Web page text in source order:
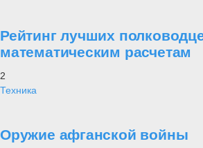
Рейтинг лучших
математическим расчетам
2
Техника
Оружие афганской войны